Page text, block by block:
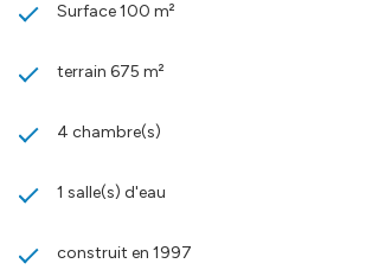
Surface 100 m²
terrain 675 m²
4 chambre(s)
1 salle(s) d'eau
construit en 1997